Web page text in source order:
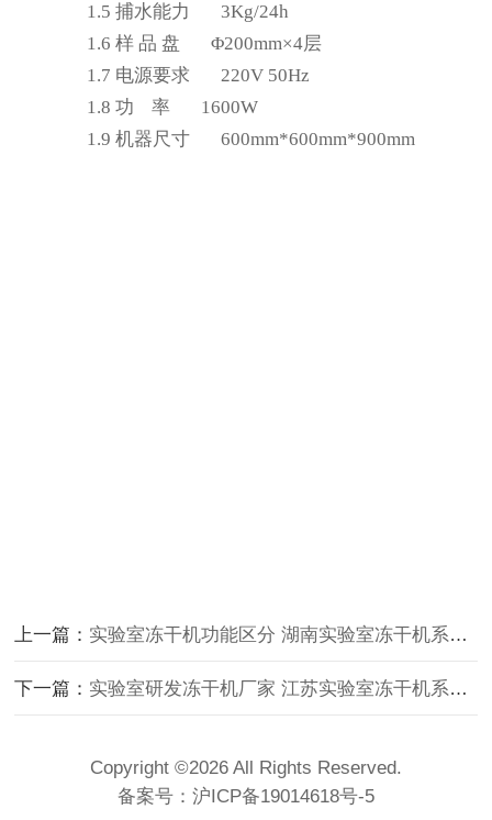
1.5捕水能力
3Kg/24h
1.6样 品 盘
Φ200mm×4层
1.7 电源要求
220V 50Hz
1.8功 率 1600W
1.9机器尺寸 600mm*600mm*900mm
上一篇： 实验室冻干机功能区分 湖南实验室冻干机系列 实验室需要冷冻干燥机
下一篇： 实验室研发冻干机厂家 江苏实验室冻干机系列 实验室冷冻干燥机 品牌
Copyright ©2026 All Rights Reserved.
备案号： 沪ICP备19014618号-5